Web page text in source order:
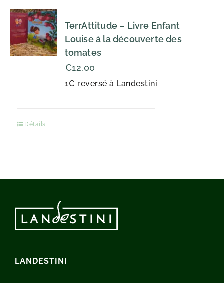
TerrAttitude – Livre Enfant
Louise à la découverte des
tomates
1€ reversé à Landestini
€12,00
Détails
LANDESTINI